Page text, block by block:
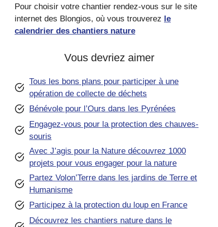
Pour choisir votre chantier rendez-vous sur le site
internet des Blongios, où vous trouverez le
calendrier des chantiers nature
Vous devriez aimer
Tous les bons plans pour participer à une
opération de collecte de déchets
Bénévole pour l’Ours dans les Pyrénées
Engagez-vous pour la protection des chauves-
souris
Avec J’agis pour la Nature découvrez 1000
projets pour vous engager pour la nature
Partez Volon’Terre dans les jardins de Terre et
Humanisme
Participez à la protection du loup en France
Découvrez les chantiers nature dans le